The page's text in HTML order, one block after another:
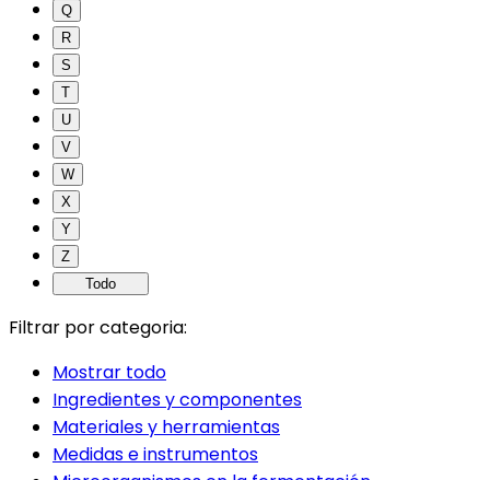
Q
R
S
T
U
V
W
X
Y
Z
Todo
Filtrar por categoria:
Mostrar todo
Ingredientes y componentes
Materiales y herramientas
Medidas e instrumentos